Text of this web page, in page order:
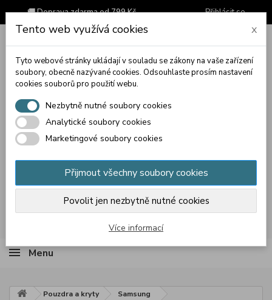
🚚 Doprava zdarma od 799 Kč Přihlásit se
Košík (prázdný)
Menu
Pouzdra a kryty
Samsung
Tento web využívá cookies x
Tyto webové stránky ukládají v souladu se zákony na vaše zařízení
soubory, obecně nazývané cookies. Odsouhlaste prosím nastavení
cookies souborů pro použití webu.
Nezbytně nutné soubory cookies
Analytické soubory cookies
Marketingové soubory cookies
Přijmout všechny soubory cookies
Povolit jen nezbytně nutné cookies
Více informací